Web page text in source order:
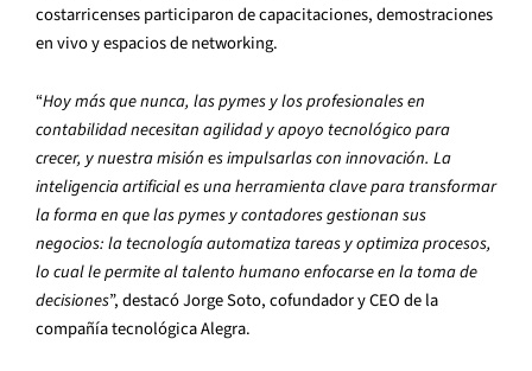
costarricenses participaron de capacitaciones, demostraciones
en vivo y espacios de networking.
“Hoy más que nunca, las pymes y los profesionales en
contabilidad necesitan agilidad y apoyo tecnológico para
crecer, y nuestra misión es impulsarlas con innovación. La
inteligencia artificial es una herramienta clave para transformar
la forma en que las pymes y contadores gestionan sus
negocios: la tecnología automatiza tareas y optimiza procesos,
lo cual le permite al talento humano enfocarse en la toma de
decisiones”, destacó Jorge Soto, cofundador y CEO de la
compañía tecnológica Alegra.